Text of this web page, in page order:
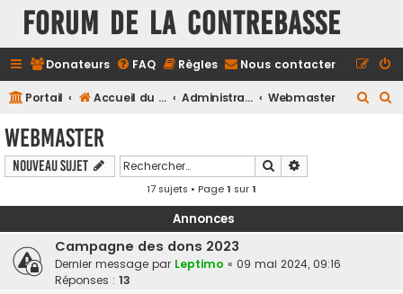
FORUM DE LA CONTREBASSE
Donateurs FAQ Règles Nous contacter
Portail Accueil du forum Administration Webmaster
c
c
Webmaster
Nouveau sujet Rechercher
17 sujets • Page1 sur1
Annonces
Campagne des dons 2023
Dernier message par Leptimo « 09 mai 2024, 09:16
Réponses : 13